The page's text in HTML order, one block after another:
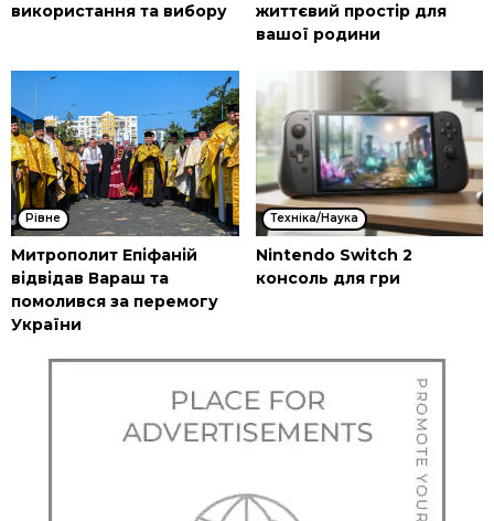
використання та вибору
життєвий простір для
вашої родини
Рівне
Митрополит Епіфаній
відвідав Вараш та
помолився за перемогу
України
Техніка/Наука
Nintendo Switch 2
консоль для гри